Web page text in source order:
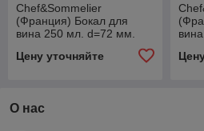
Chef&Sommelier
(Франция) Бокал для
вина 250 мл. d=72 мм.
/6/24/480/
Цену уточняйте
/6/
О нас